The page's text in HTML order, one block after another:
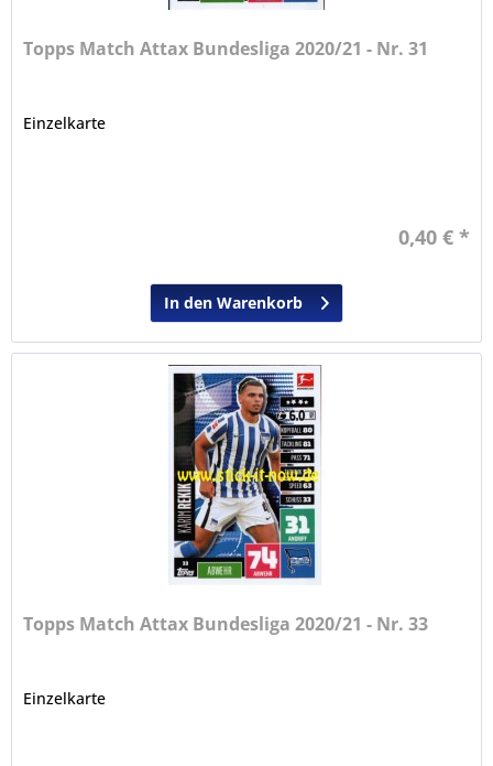
Topps Match Attax Bundesliga 2020/21 - Nr. 31
Einzelkarte
0,40 € *
In den Warenkorb
Topps Match Attax Bundesliga 2020/21 - Nr. 33
Einzelkarte